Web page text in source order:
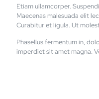
Etiam ullamcorper.
Maecenas malesuada elit
Curabitur et ligula. Ut
Phasellus fermentum in,
imperdiet sit amet magna.